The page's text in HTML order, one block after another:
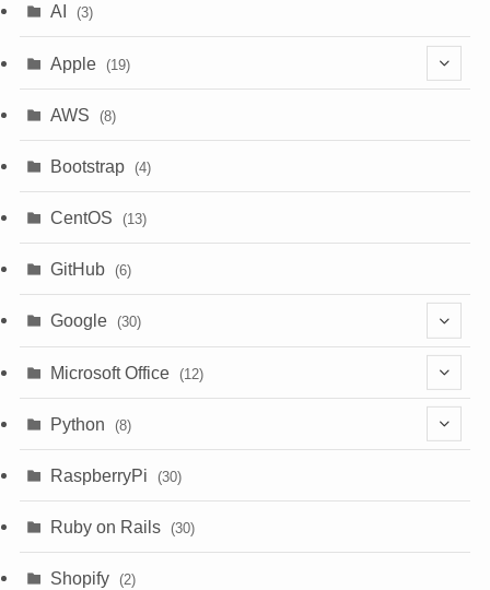
AI (3)
Apple (19)
(1)
(18)
AWS (8)
Bootstrap (4)
CentOS (13)
GitHub (6)
Google (30)
(6)
(1)
Microsoft Office (12)
(9)
Python (8)
(1)
RaspberryPi (30)
Ruby on Rails (30)
Shopify (2)